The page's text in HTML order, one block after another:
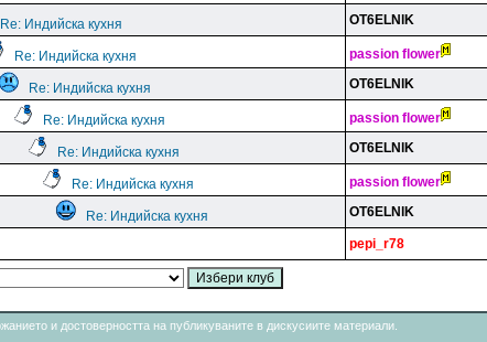
Re: Индийска кухня OT6ELNlK
Re: Индийска кухня passion flower
Re: Индийска кухня OT6ELNlK
Re: Индийска кухня passion flower
Re: Индийска кухня OT6ELNlK
Re: Индийска кухня passion flower
Re: Индийска кухня OT6ELNlK
pepi_r78
и достоверността на публикуваните в дискусиите материали.